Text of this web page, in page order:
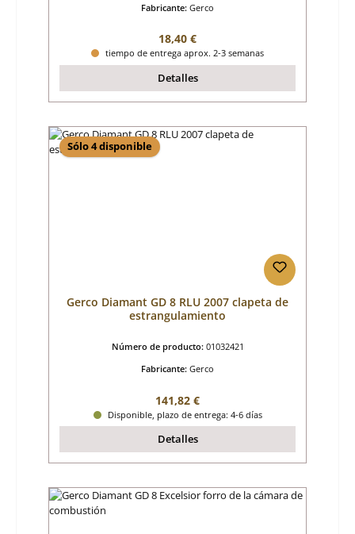
Fabricante: Gerco
Precio normal:
18,40 €
tiempo de entrega aprox. 2-3 semanas
Detalles
Sólo 4 disponible
Gerco Diamant GD 8 RLU 2007 clapeta de
estrangulamiento
Número de producto: 01032421
Fabricante: Gerco
Precio normal:
141,82 €
Disponible, plazo de entrega: 4-6 días
Detalles